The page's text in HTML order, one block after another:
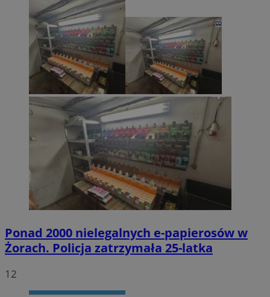
Ponad 2000 nielegalnych e-papierosów w
Żorach. Policja zatrzymała 25-latka
12